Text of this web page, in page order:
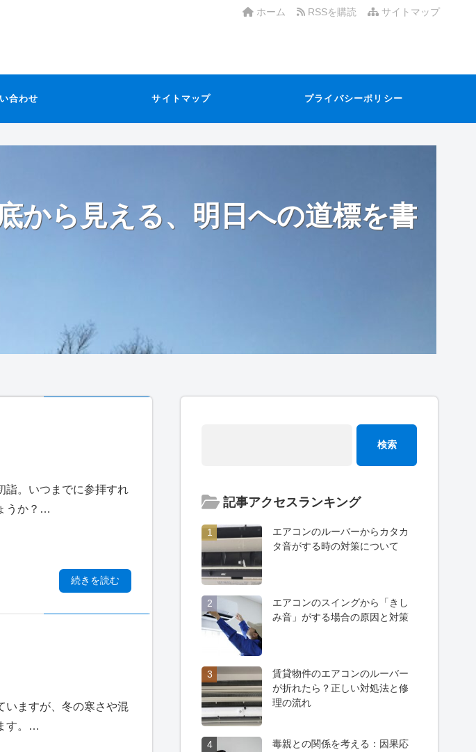
サイトマップ
RSSを購読
ホーム
合わせ サイトマップ プライバシーポリシー
から見える、明日への道標を書
詣。いつまでに参拝すれ
うか？…
続きを読む
いますが、冬の寒さや混
す。…
記事アクセスランキング
1
エアコンのルーバーからカタカ
タ音がする時の対策について
2
エアコンのスイングから「きし
み音」がする場合の原因と対策
3
賃貸物件のエアコンのルーバー
が折れたら？正しい対処法と修
理の流れ
4
毒親との関係を考える：因果応